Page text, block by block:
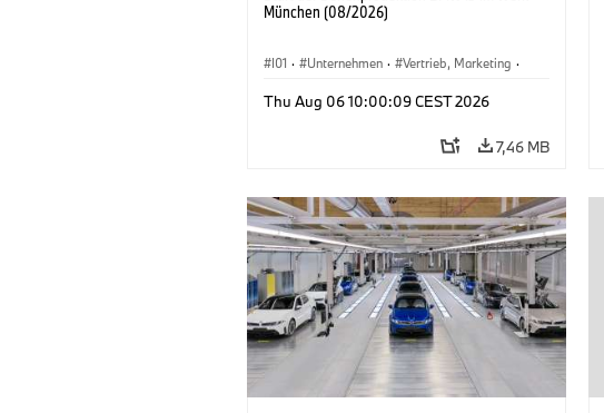
München (08/2026)
I01 · Unternehmen · Vertrieb, Marketing ·
Thu Aug 06 10:00:09 CEST 2026
7,46 MB